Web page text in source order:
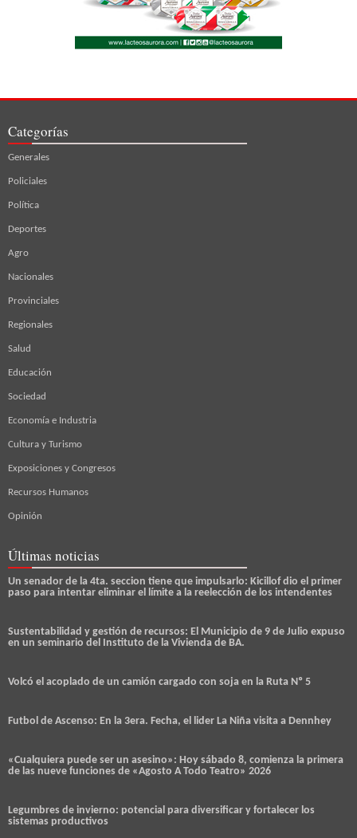
Categorías
Generales
Policiales
Política
Deportes
Agro
Nacionales
Provinciales
Regionales
Salud
Educación
Sociedad
Economía e Industria
Cultura y Turismo
Exposiciones y Congresos
Recursos Humanos
Opinión
Últimas noticias
Un senador de la 4ta. seccion tiene que impulsarlo: Kicillof dio el primer
paso para intentar eliminar el límite a la reelección de los intendentes
Sustentabilidad y gestión de recursos: El Municipio de 9 de Julio expuso
en un seminario del Instituto de la Vivienda de BA.
Volcó el acoplado de un camión cargado con soja en la Ruta Nº 5
Futbol de Ascenso: En la 3era. Fecha, el lider La Niña visita a Dennhey
«Cualquiera puede ser un asesino»: Hoy sábado 8, comienza la primera
de las nueve funciones de «Agosto A Todo Teatro» 2026
Legumbres de invierno: potencial para diversificar y fortalecer los
sistemas productivos